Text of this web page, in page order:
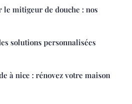
mitigeur de douche : nos
solutions personnalisées
à nice : rénovez votre maison